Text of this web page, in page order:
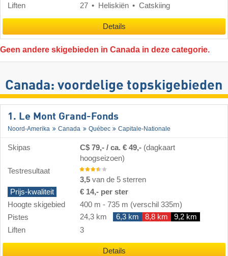
Liften
27 Heliskiën Catskiing
Details
Geen andere skigebieden in Canada in deze categorie.
Canada: voordelige topskigebieden
1. Le Mont Grand-Fonds
Noord-Amerika Canada Québec Capitale-Nationale
Skipas C$ 79,- / ca. € 49,- (dagkaart
hoogseizoen)
Testresultaat
3,5 van de 5 sterren
Prijs-kwaliteit
€ 14,- per ster
Hoogte skigebied
400 m - 735 m (verschil 335m)
Pistes
24,3 km 6,3 km 8,8 km
9,2 km
Liften
3
Details